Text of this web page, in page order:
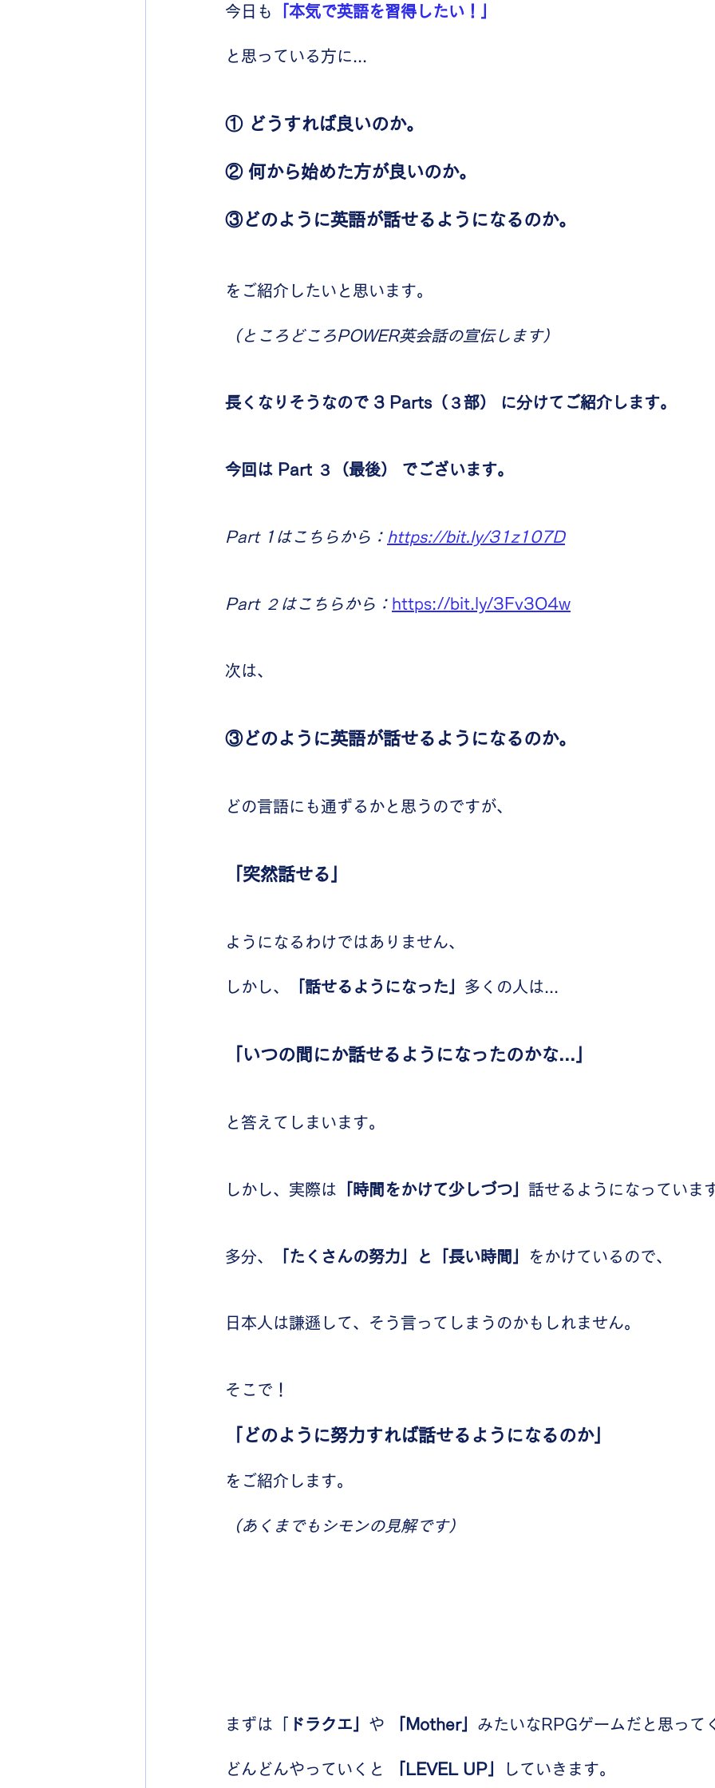
今日も 「本気で英語を習得したい！」
と思っている方に...
① どうすれば良いのか。
② 何から始めた方が良いのか。
③どのように英語が話せるようになるのか。
をご紹介したいと思います。
（ところどころPOWER英会話の宣伝します）
長くなりそうなので 3 Parts（３部） に分けてご紹介します。
今回は Part ３（最後） でございます。
Part 1はこちらから： https://bit.ly/31z107D
Part ２はこちらから： https://bit.ly/3Fv3O4w
次は、
③どのように英語が話せるようになるのか。
どの言語にも通ずるかと思うのですが、
「突然話せる」
ようになるわけではありません、
しかし、 「話せるようになった」 多くの人は...
「いつの間にか話せるようになったのかな...」
と答えてしまいます。
しかし、実際は 「時間をかけて少しづつ」 話せるようになっていま
多分、 「たくさんの努力」と「長い時間」 をかけているので、
日本人は謙遜して、そう言ってしまうのかもしれません。
そこで！
「どのように努力すれば話せるようになるのか」
をご紹介します。
（あくまでもシモンの見解です）
まずは「 ドラクエ」 や 「Mother」 みたいなRPGゲームだと思って
どんどんやっていくと 「LEVEL UP」 していきます。